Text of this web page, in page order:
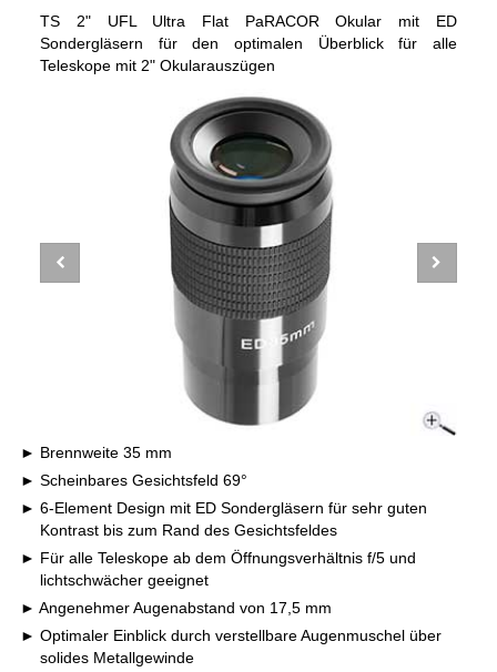
TS 2" UFL Ultra Flat PaRACOR Okular mit ED
Sondergläsern für den optimalen Überblick für alle
Teleskope mit 2" Okularauszügen
Brennweite 35 mm
Scheinbares Gesichtsfeld 69°
6-Element Design mit ED Sondergläsern für sehr guten
Kontrast bis zum Rand des Gesichtsfeldes
Für alle Teleskope ab dem Öffnungsverhältnis f/5 und
lichtschwächer geeignet
Angenehmer Augenabstand von 17,5 mm
Optimaler Einblick durch verstellbare Augenmuschel über
solides Metallgewinde